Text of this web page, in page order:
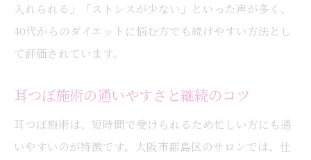
入れられる」「ストレスが少ない」といった声が多く、
40代からのダイエットに悩む方でも続けやすい方法とし
て評価されています。
耳つぼ施術の通いやすさと継続のコツ
耳つぼ施術は、短時間で受けられるため忙しい方にも通
いやすいのが特徴です。大阪市都島区のサロンでは、仕